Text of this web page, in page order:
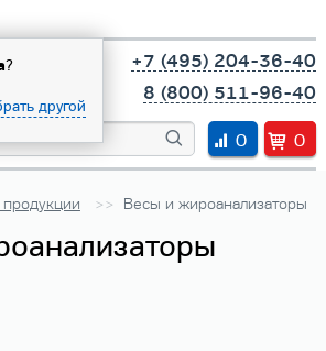
?
другой
+7 (495) 204-36-40
8 (800) 511-96-40
0
0
продукции Весы и жироанализаторы